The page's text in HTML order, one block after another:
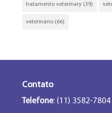
tratamento veterinary(39)
veterinário(66)
Contato
Telefone: (11) 3582-7804